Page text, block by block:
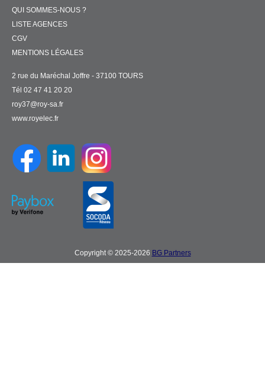
QUI SOMMES-NOUS ?
LISTE AGENCES
CGV
MENTIONS LÉGALES
2 rue du Maréchal Joffre - 37100 TOURS
Tél 02 47 41 20 20
roy37@roy-sa.fr
www.royelec.fr
Copyright © 2025-2026 BG Partners